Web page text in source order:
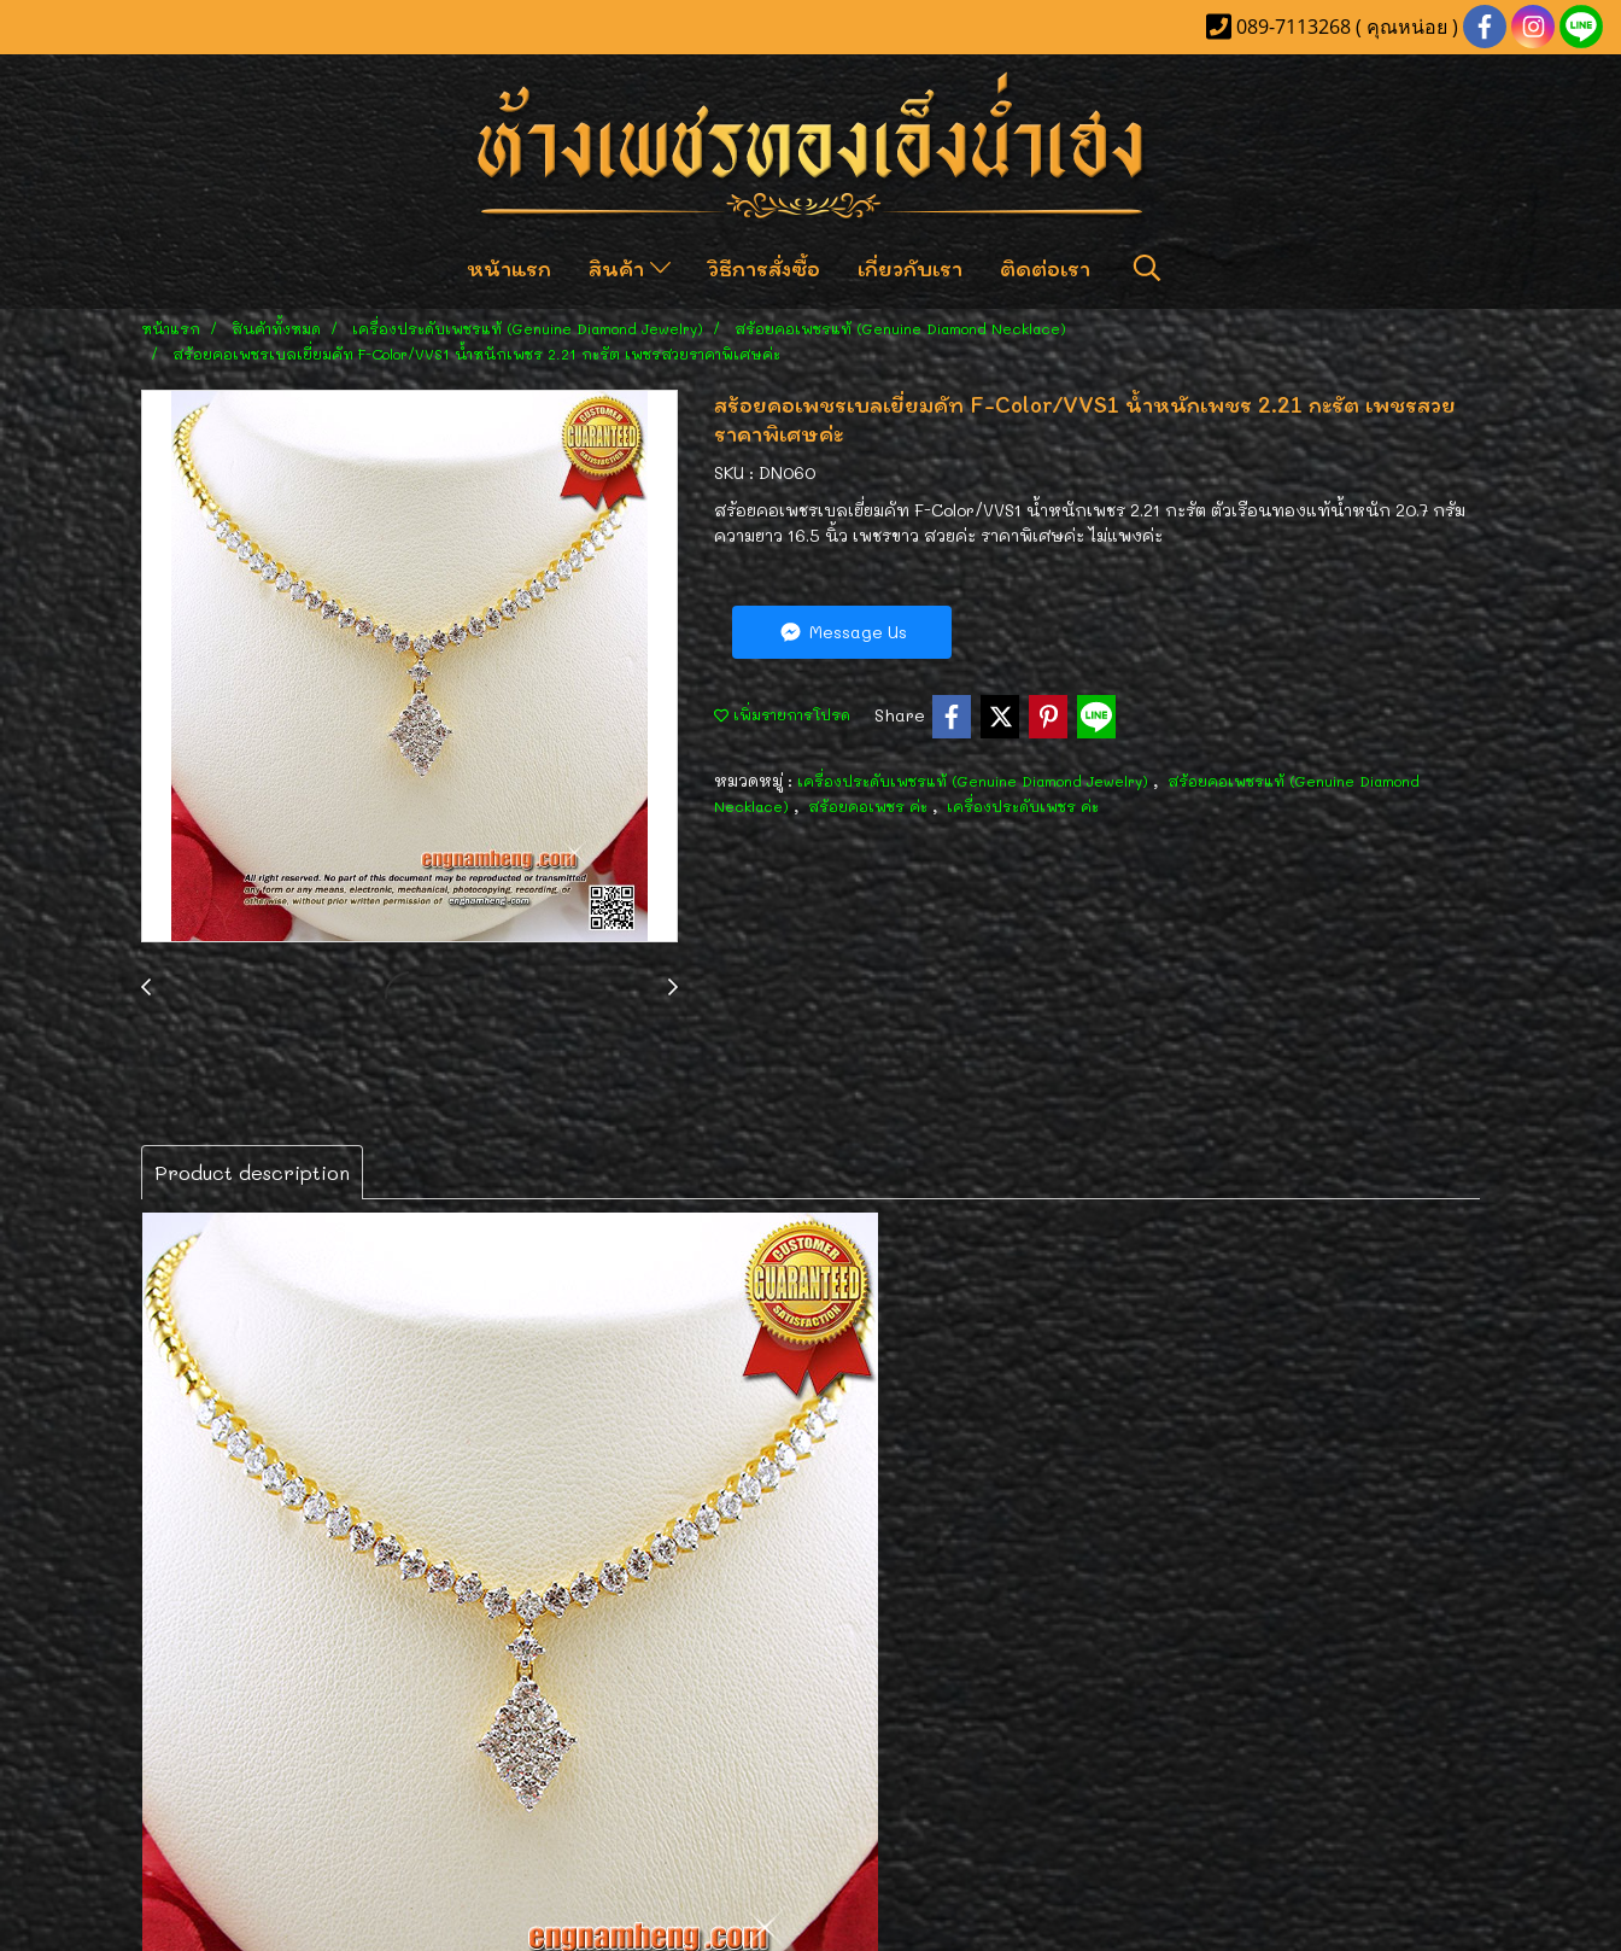
089-7113268 ( คุณหน่อย )
หน้าแรก สินค้า วิธีการสั่งซื้อ เกี่ยวกับเรา ติดต่อเรา
หน้าแรก สินค้าทั้งหมด เครื่องประดับเพชรแท้ (Genuine Diamond Jewelry)
สร้อยคอเพชรแท้ (Genuine Diamond Necklace)
สร้อยคอเพชรเบลเยี่ยมคัท F-Color/VVS1 น้ำหนักเพชร 2.21 กะรัต เพชรสวยราคาพิเศษค่ะ
สร้อยคอเพชรเบลเยี่ยมคัท F-Color/VVS1 น้ำหนักเพชร 2.21 กะรัต เพชรสวย
ราคาพิเศษค่ะ
SKU : DN060
สร้อยคอเพชรเบลเยี่ยมคัท F-Color/VVS1 น้ำหนักเพชร 2.21 กะรัต ตัวเรือนทองแท้น้ำหนัก 20.7 กรัม
ความยาว 16.5 นิ้ว เพชรขาว สวยค่ะ ราคาพิเศษค่ะ ไม่แพงค่ะ
Message Us
เพิ่มรายการโปรด Share
หมวดหมู่ : เครื่องประดับเพชรแท้ (Genuine Diamond Jewelry), สร้อยคอเพชรแท้ (Genuine Diamond
Necklace), สร้อยคอเพชร ค่ะ , เครื่องประดับเพชร ค่ะ
Product description